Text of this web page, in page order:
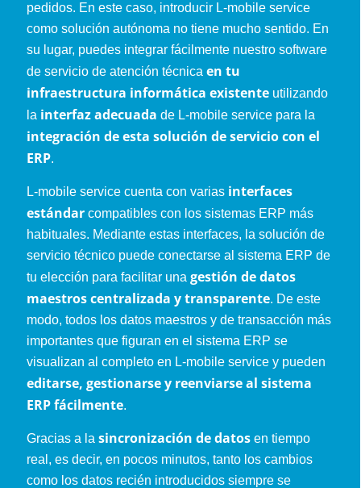
pedidos. En este caso, introducir L-mobile service
como solución autónoma no tiene mucho sentido. En
su lugar, puedes integrar fácilmente nuestro software
de servicio de atención técnicaen tu
infraestructura informática existenteutilizando
lainterfaz adecuada de L-mobile service para la
integración de esta solución de servicio con el
ERP.
L-mobile service cuenta con varias interfaces
estándarcompatibles con los sistemas ERP más
habituales. Mediante estas interfaces, la solución de
servicio técnico puede conectarse al sistema ERP de
tu elección para facilitar una gestión de datos
maestros centralizada y transparente. De este
modo, todos los datos maestros y de transacción más
importantes que figuran en el sistema ERP se
visualizan al completo en L-mobile service y pueden
editarse, gestionarse y reenviarse al sistema
ERP fácilmente.
Gracias a la sincronización de datosen tiempo
real, es decir, en pocos minutos, tanto los cambios
como los datos recién introducidos siempre se